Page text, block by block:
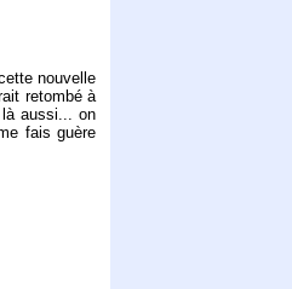
nouvelle
retombé à
aussi... on
fais guère